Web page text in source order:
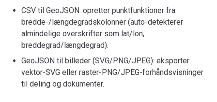
CSV til GeoJSON: opretter punktfunktioner fra
bredde-/længdegradskolonner (auto-detekterer
almindelige overskrifter som lat/lon,
breddegrad/længdegrad).
GeoJSON til billeder (SVG/PNG/JPEG): eksporter
vektor-SVG eller raster-PNG/JPEG-forhåndsvisninger
til deling og dokumenter.